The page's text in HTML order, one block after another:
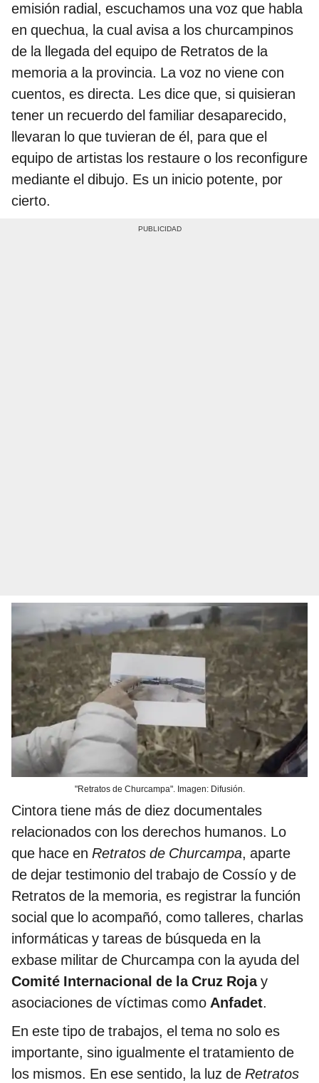
emisión radial, escuchamos una voz que habla
en quechua, la cual avisa a los churcampinos
de la llegada del equipo de Retratos de la
memoria a la provincia. La voz no viene con
cuentos, es directa. Les dice que, si quisieran
tener un recuerdo del familiar desaparecido,
llevaran lo que tuvieran de él, para que el
equipo de artistas los restaure o los reconfigure
mediante el dibujo. Es un inicio potente, por
cierto.
"Retratos de Churcampa". Imagen: Difusión.
Cintora tiene más de diez documentales
relacionados con los derechos humanos. Lo
que hace en Retratos de Churcampa, aparte
de dejar testimonio del trabajo de Cossío y de
Retratos de la memoria, es registrar la función
social que lo acompañó, como talleres, charlas
informáticas y tareas de búsqueda en la
exbase militar de Churcampa con la ayuda del
Comité Internacional de la Cruz Rojay
asociaciones de víctimas como Anfadet.
En este tipo de trabajos, el tema no solo es
importante, sino igualmente el tratamiento de
los mismos. En ese sentido, la luz de Retratos